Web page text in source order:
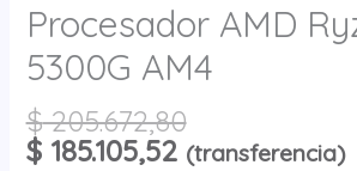
Procesador AMD
5300G AM4
$205.672,80
$185.105,52 (transferencia)